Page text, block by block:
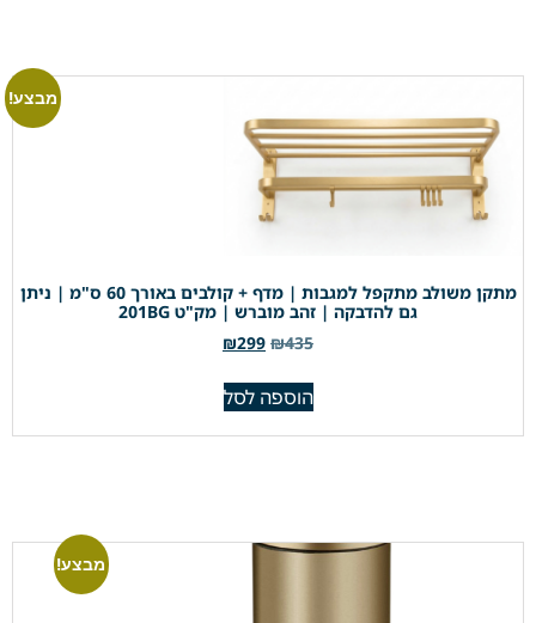
מבצע!
מתקן משולב מתקפל למגבות | מדף + קולבים באורך 60 ס"מ | ניתן
גם להדבקה | זהב מוברש | מק"ט 201BG
₪435
₪299
הוספה לסל
מבצע!